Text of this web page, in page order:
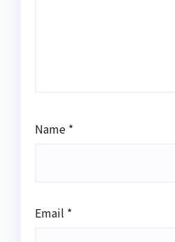
Name *
Email *